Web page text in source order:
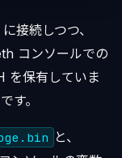
接続しつつ、
コンソールでの
を保有していま
です。
と、